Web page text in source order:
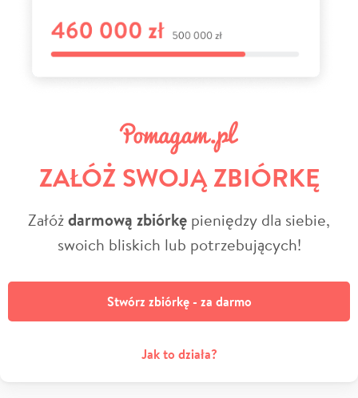
ZAŁÓŻ SWOJĄ ZBIÓRKĘ
Załóżdarmową zbiórkę pieniędzy dla siebie,
swoich bliskich lub potrzebujących!
Stwórz zbiórkę - za darmo
Jak to działa?